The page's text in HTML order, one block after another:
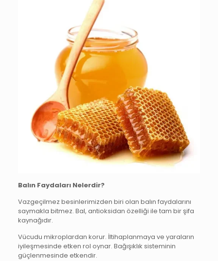
Balın Faydaları Nelerdir?
Vazgeçilmez besinlerimizden biri olan balın faydalarını
saymakla bitmez. Bal, antioksidan özelliği ile tam bir şifa
kaynağıdır.
Vücudu mikroplardan korur. İltihaplanmaya ve yaraların
iyileşmesinde etken rol oynar. Bağışıklık sisteminin
güçlenmesinde etkendir.